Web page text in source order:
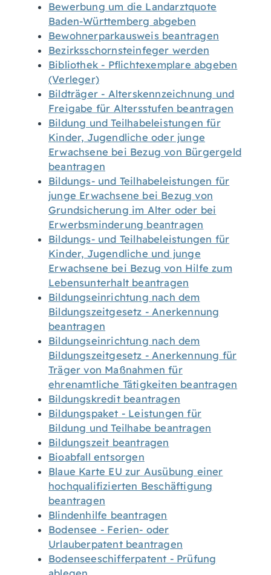
Bewerbung um die Landarztquote
Baden-Württemberg abgeben
Bewohnerparkausweis beantragen
Bezirksschornsteinfeger werden
Bibliothek - Pflichtexemplare abgeben
(Verleger)
Bildträger - Alterskennzeichnung und
Freigabe für Altersstufen beantragen
Bildung und Teilhabeleistungen für
Kinder, Jugendliche oder junge
Erwachsene bei Bezug von Bürgergeld
beantragen
Bildungs- und Teilhabeleistungen für
junge Erwachsene bei Bezug von
Grundsicherung im Alter oder bei
Erwerbsminderung beantragen
Bildungs- und Teilhabeleistungen für
Kinder, Jugendliche und junge
Erwachsene bei Bezug von Hilfe zum
Lebensunterhalt beantragen
Bildungseinrichtung nach dem
Bildungszeitgesetz - Anerkennung
beantragen
Bildungseinrichtung nach dem
Bildungszeitgesetz - Anerkennung für
Träger von Maßnahmen für
ehrenamtliche Tätigkeiten beantragen
Bildungskredit beantragen
Bildungspaket - Leistungen für
Bildung und Teilhabe beantragen
Bildungszeit beantragen
Bioabfall entsorgen
Blaue Karte EU zur Ausübung einer
hochqualifizierten Beschäftigung
beantragen
Blindenhilfe beantragen
Bodensee - Ferien- oder
Urlauberpatent beantragen
Bodenseeschifferpatent - Prüfung